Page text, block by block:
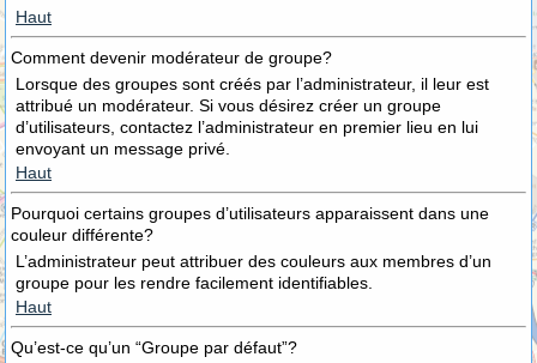
Haut
Comment devenir modérateur de groupe?
Lorsque des groupes sont créés par l’administrateur, il leur est
attribué un modérateur. Si vous désirez créer un groupe
d’utilisateurs, contactez l’administrateur en premier lieu en lui
envoyant un message privé.
Haut
Pourquoi certains groupes d’utilisateurs apparaissent dans une
couleur différente?
L’administrateur peut attribuer des couleurs aux membres d’un
groupe pour les rendre facilement identifiables.
Haut
Qu’est-ce qu’un “Groupe par défaut”?